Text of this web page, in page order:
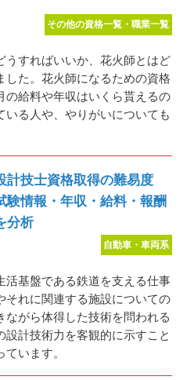
その他の資格一覧・職業一覧
うすればいいか、花火師とはど
した。花火師になるための資格
の給料や年収はいくら貰えるの
いる人や、やりがいについても
計技士資格取得の難易度
験情報・年収・給料・報酬
分析
自動車・車両系
活基盤である鉄道を支える仕事
それに関連する施設についての
ながら体得した技術を問われる
計技術力を客観的に示すこと
います。